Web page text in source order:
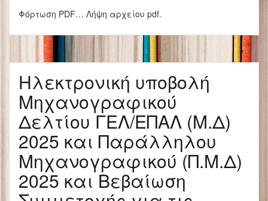
Φόρτωση PDF… Λήψη αρχείου pdf.
Ηλεκτρονική υποβολή
Μηχανογραφικού
Δελτίου ΓΕΛ/ΕΠΑΛ (Μ.Δ)
2025 και Παράλληλου
Μηχανογραφικού (Π.Μ.Δ)
2025 και Βεβαίωση